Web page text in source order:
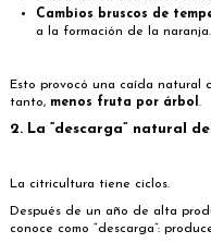
Cambios bruscos de
a la formación de la naranja.
Esto provocó una caída
tanto, menos fruta por árbol .
2. La “descarga” natural
La citricultura tiene ciclos.
Después de un año de alta
conoce como “descarga”: